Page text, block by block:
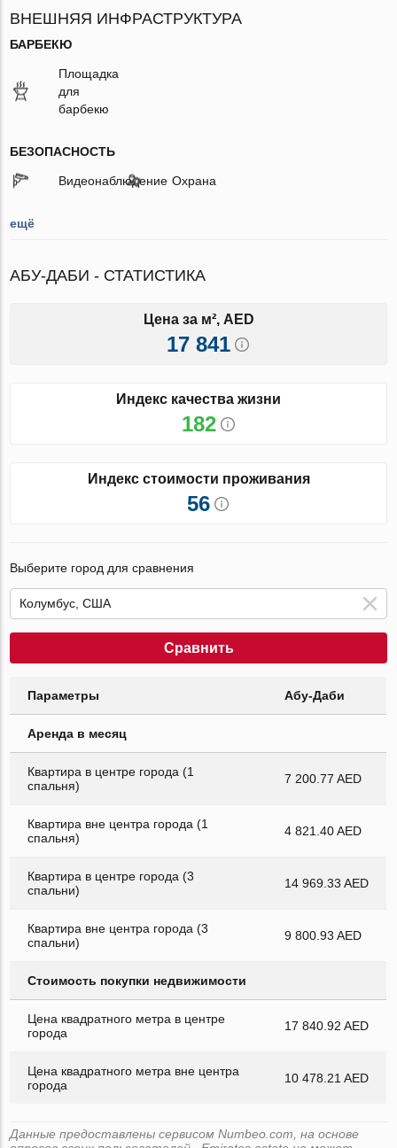
ВНЕШНЯЯ ИНФРАСТРУКТУРА
БАРБЕКЮ
Площадка
для
барбекю
БЕЗОПАСНОСТЬ
Видеонаблюдение Охрана
ещё
АБУ-ДАБИ - СТАТИСТИКА
Цена за м², AED
17 841
Индекс качества жизни
182
Индекс стоимости проживания
56
Выберите город для сравнения
Сравнить
Параметры Абу-Даби
Аренда в месяц
Квартира в центре города (1
спальня)
7 200.77 AED
Квартира вне центра города (1
спальня)
4 821.40 AED
Квартира в центре города (3
спальни)
14 969.33 AED
Квартира вне центра города (3
спальни)
9 800.93 AED
Стоимость покупки недвижимости
Цена квадратного метра в центре
города
17 840.92 AED
Цена квадратного метра вне центра
города
10 478.21 AED
Данные предоставлены сервисом Numbeo.com, на основе